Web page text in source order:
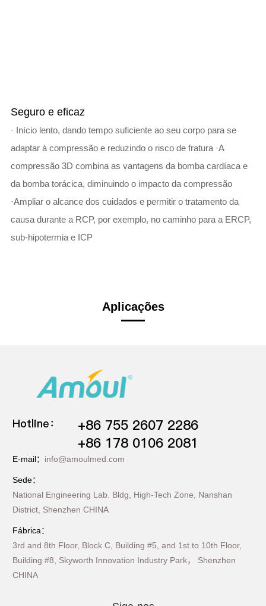
Seguro e eficaz
· Início lento, dando tempo suficiente ao seu corpo para se
adaptar à compressão e reduzindo o risco de fratura ·A
compressão 3D combina as vantagens da bomba cardíaca e
da bomba torácica, diminuindo o impacto da compressão
·Ampliar o alcance dos cuidados e permitir o tratamento da
causa durante a RCP, por exemplo, no caminho para a ERCP,
sub-hipotermia e ICP
Aplicações
Hotline：
+86 755 2607 2286
+86 178 0106 2081
E-mail： info@amoulmed.com
Sede：
National Engineering Lab. Bldg, High-Tech Zone, Nanshan
District, Shenzhen CHINA
Fábrica：
3rd and 8th Floor, Block C, Building #5, and 1st to 10th Floor,
Building #8, Skyworth Innovation Industry Park， Shenzhen
CHINA